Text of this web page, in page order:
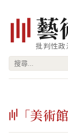
藝
批判性
搜
字:
藝術家
創作類型
「美術館